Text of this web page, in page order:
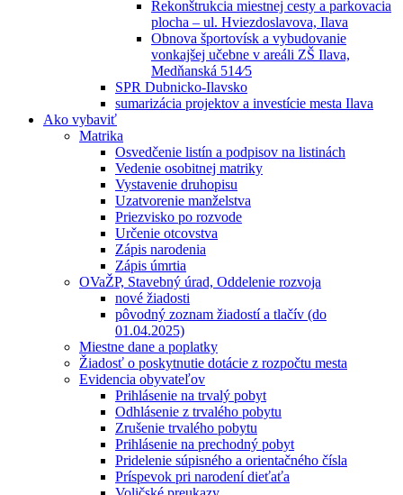
Rekonštrukcia miestnej cesty a parkovacia
plocha – ul. Hviezdoslavova, Ilava
Obnova športovísk a vybudovanie
vonkajšej učebne v areáli ZŠ Ilava,
Medňanská 514⁄5
SPR Dubnicko-Ilavsko
sumarizácia projektov a investície mesta Ilava
Ako vybaviť
Matrika
Osvedčenie listín a podpisov na listinách
Vedenie osobitnej matriky
Vystavenie druhopisu
Uzatvorenie manželstva
Priezvisko po rozvode
Určenie otcovstva
Zápis narodenia
Zápis úmrtia
OVaŽP, Stavebný úrad, Oddelenie rozvoja
nové žiadosti
pôvodný zoznam žiadostí a tlačív (do
01.04.2025)
Miestne dane a poplatky
Žiadosť o poskytnutie dotácie z rozpočtu mesta
Evidencia obyvateľov
Prihlásenie na trvalý pobyt
Odhlásenie z trvalého pobytu
Zrušenie trvalého pobytu
Prihlásenie na prechodný pobyt
Pridelenie súpisného a orientačného čísla
Príspevok pri narodení dieťaťa